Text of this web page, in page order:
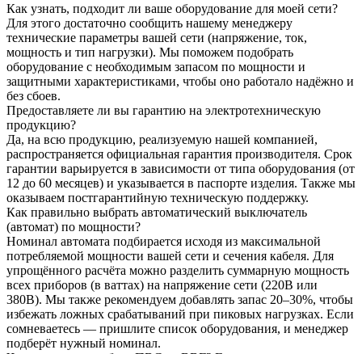
Как узнать, подходит ли ваше оборудование для моей сети?
Для этого достаточно сообщить нашему менеджеру
технические параметры вашей сети (напряжение, ток,
мощность и тип нагрузки). Мы поможем подобрать
оборудование с необходимым запасом по мощности и
защитными характеристиками, чтобы оно работало надёжно и
без сбоев.
Предоставляете ли вы гарантию на электротехническую
продукцию?
Да, на всю продукцию, реализуемую нашей компанией,
распространяется официальная гарантия производителя. Срок
гарантии варьируется в зависимости от типа оборудования (от
12 до 60 месяцев) и указывается в паспорте изделия. Также мы
оказываем постгарантийную техническую поддержку.
Как правильно выбрать автоматический выключатель
(автомат) по мощности?
Номинал автомата подбирается исходя из максимальной
потребляемой мощности вашей сети и сечения кабеля. Для
упрощённого расчёта можно разделить суммарную мощность
всех приборов (в ваттах) на напряжение сети (220В или
380В). Мы также рекомендуем добавлять запас 20–30%, чтобы
избежать ложных срабатываний при пиковых нагрузках. Если
сомневаетесь — пришлите список оборудования, и менеджер
подберёт нужный номинал.